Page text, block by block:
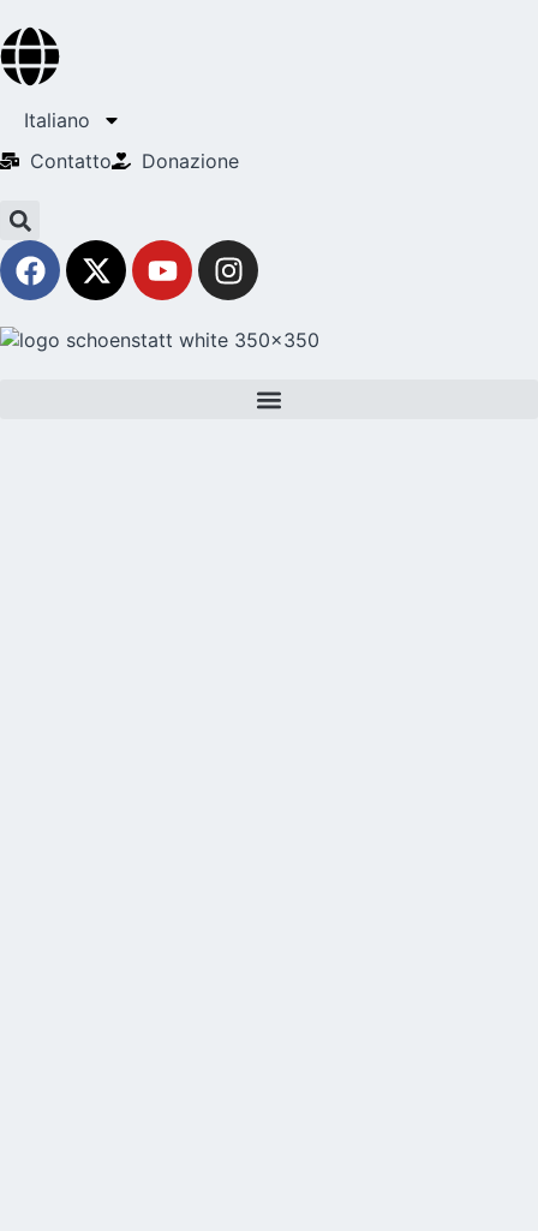
Italiano
Contatto
Donazione